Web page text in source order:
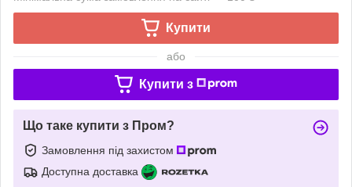
Купити
або
Купити з
Що таке купити з Пром?
Замовлення під захистом
Доступна доставка